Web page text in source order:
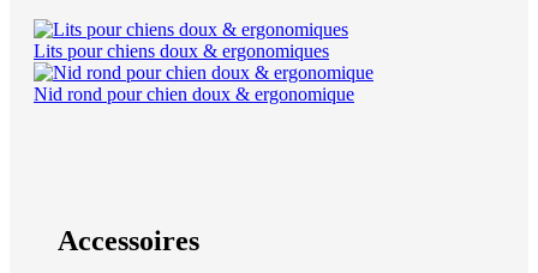
Lits pour chiens doux & ergonomiques
Nid rond pour chien doux & ergonomique
Accessoires